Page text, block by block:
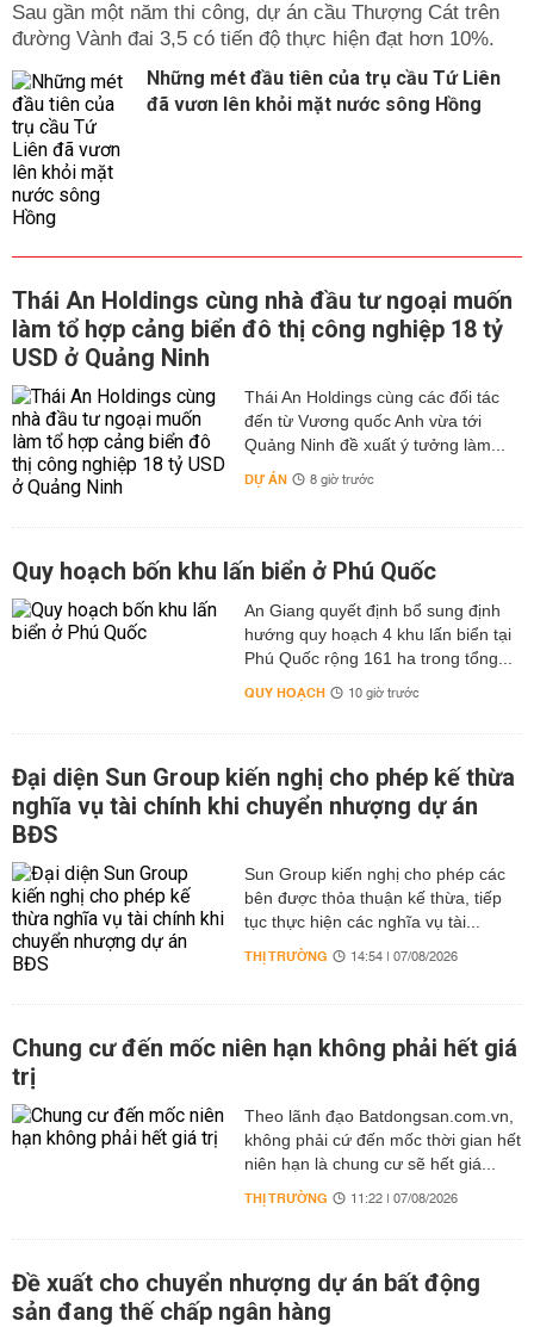
Sau gần một năm thi công, dự án cầu Thượng Cát trên
đường Vành đai 3,5 có tiến độ thực hiện đạt hơn 10%.
Những mét đầu tiên của trụ cầu Tứ Liên
đã vươn lên khỏi mặt nước sông Hồng
Thái An Holdings cùng nhà đầu tư ngoại muốn
làm tổ hợp cảng biển đô thị công nghiệp 18 tỷ
USD ở Quảng Ninh
Thái An Holdings cùng các đối tác
đến từ Vương quốc Anh vừa tới
Quảng Ninh đề xuất ý tưởng làm...
DỰ ÁN 8 giờ trước
Quy hoạch bốn khu lấn biển ở Phú Quốc
An Giang quyết định bổ sung định
hướng quy hoạch 4 khu lấn biển tại
Phú Quốc rộng 161 ha trong tổng...
QUY HOẠCH 10 giờ trước
Đại diện Sun Group kiến nghị cho phép kế thừa
nghĩa vụ tài chính khi chuyển nhượng dự án
BĐS
Sun Group kiến nghị cho phép các
bên được thỏa thuận kế thừa, tiếp
tục thực hiện các nghĩa vụ tài...
THỊ TRƯỜNG 14:54 | 07/08/2026
Chung cư đến mốc niên hạn không phải hết giá
trị
Theo lãnh đạo Batdongsan.com.vn,
không phải cứ đến mốc thời gian hết
niên hạn là chung cư sẽ hết giá...
THỊ TRƯỜNG 11:22 | 07/08/2026
Đề xuất cho chuyển nhượng dự án bất động
sản đang thế chấp ngân hàng